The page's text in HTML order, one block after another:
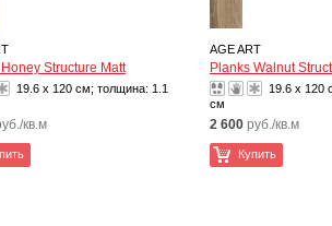
Structure Matt
19.6 x 120 см; толщина: 1.1
кв.м
AGE ART
Planks Walnut
19.6 x 120
см
2 600 руб./кв.м
Купить